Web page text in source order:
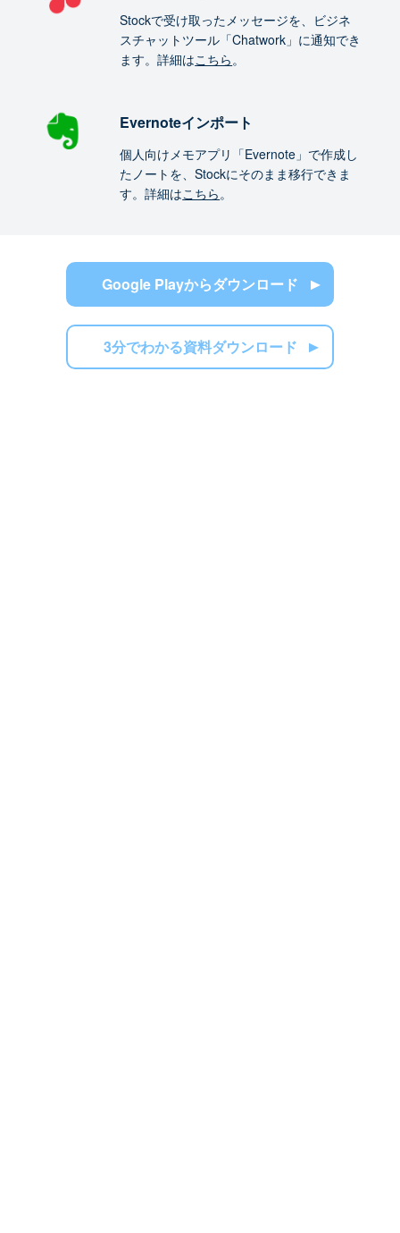
Stockで受け取ったメッセージを、ビジネ
スチャットツール「Chatwork」に通知でき
ます。詳細はこちら。
Evernoteインポート
個人向けメモアプリ「Evernote」で作成し
たノートを、Stockにそのまま移行できま
す。詳細はこちら。
Google Playからダウンロード
3分でわかる資料ダウンロード